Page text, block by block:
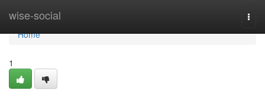
wise-social
Home
Home
1